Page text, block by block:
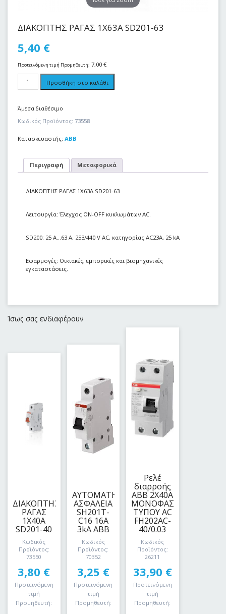
ΔΙΑΚΟΠΤΗΣ ΡΑΓΑΣ 1Χ63Α SD201-63
5,40 €
Προτεινόμενη τιμή Προμηθευτή: 7,00 €
Προσθήκη στο καλάθι
Άμεσα διαθέσιμο
Κωδικός Προϊόντος: 73558
Κατασκευαστής: ABB
Περιγραφή Μεταφορικά
ΔΙΑΚΟΠΤΗΣ ΡΑΓΑΣ 1Χ63Α SD201-63
Λειτουργία: Έλεγχος ΟΝ-ΟFF κυκλωμάτων AC.
SD200: 25 Α…63 Α, 253/440 V AC, κατηγορίας AC23A, 25 kA
Εφαρμογές: Οικιακές, εμπορικές και βιομηχανικές
εγκαταστάσεις.
Ίσως σας ενδιαφέρουν
ΔΙΑΚΟΠΤΗΣ
ΡΑΓΑΣ
1Χ40Α
SD201-40
Κωδικός
Προϊόντος:
73550
3,80 €
Προτεινόμενη
τιμή
Προμηθευτή:
ΑΥΤΟΜΑΤΗ
ΑΣΦΑΛΕΙΑ
SH201T-
C16 16Α
3kA ABB
Κωδικός
Προϊόντος:
70352
3,25 €
Προτεινόμενη
τιμή
Προμηθευτή:
Ρελέ
διαρροής
ΑΒΒ 2Χ40Α
ΜΟΝΟΦΑΣΙΚΟ
ΤΥΠΟΥ AC
FH202AC-
40/0.03
Κωδικός
Προϊόντος:
26211
33,90 €
Προτεινόμενη
τιμή
Προμηθευτή: